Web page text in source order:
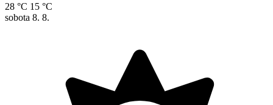
28 °C 15 °C
sobota 8. 8.